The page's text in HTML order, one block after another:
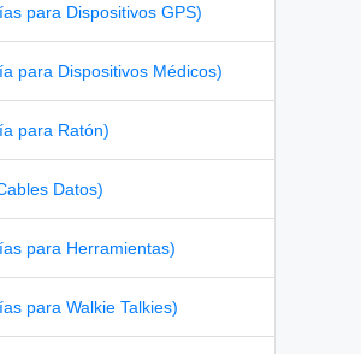
para Dispositivos GPS)
para Dispositivos Médicos)
para Ratón)
Datos)
para Herramientas)
para Walkie Talkies)